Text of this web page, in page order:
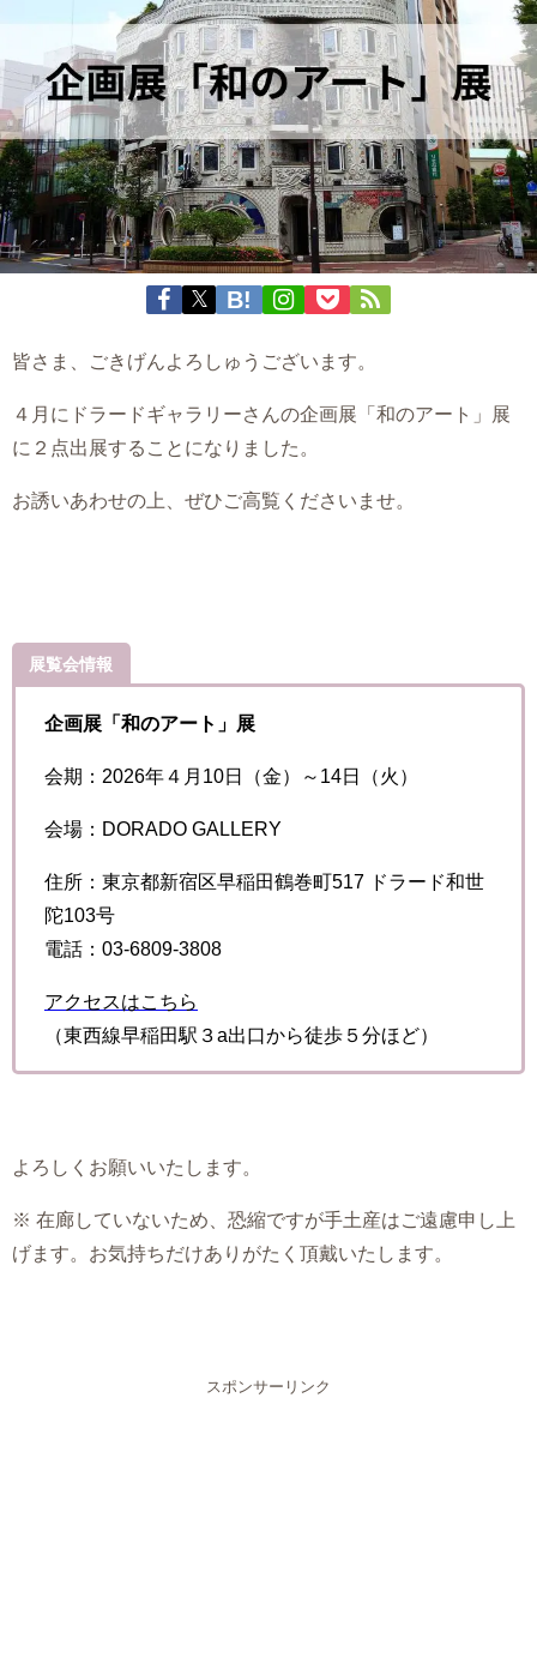
皆さま、ごきげんよろしゅうございます。
４月にドラードギャラリーさんの企画展「和のアート」展
に２点出展することになりました。
お誘いあわせの上、ぜひご高覧くださいませ。
展覧会情報
企画展「和のアート」展
会期：2026年４月10日（金）～14日（火）
会場：DORADO GALLERY
住所：東京都新宿区早稲田鶴巻町517 ドラード和世
陀103号
電話：03-6809-3808
アクセスはこちら
（東西線早稲田駅３a出口から徒歩５分ほど）
よろしくお願いいたします。
※ 在廊していないため、恐縮ですが手土産はご遠慮申し上
げます。お気持ちだけありがたく頂戴いたします。
スポンサーリンク